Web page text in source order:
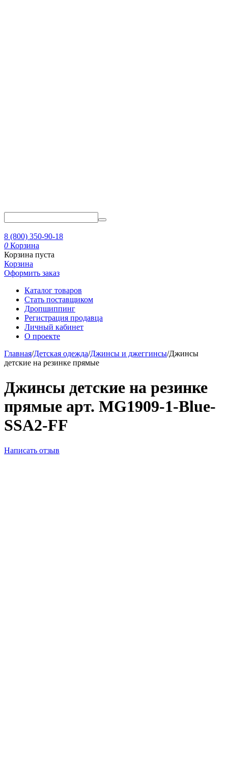
8 (800) 350-90-18
0 Корзина
Корзина пуста
Корзина
Оформить заказ
Каталог товаров
Стать поставщиком
Дропшиппинг
Регистрация продавца
Личный кабинет
О проекте
Главная/Детская одежда/Джинсы и джеггинсы/Джинсы
детские на резинке прямые
Джинсы детские на резинке
прямые арт. MG1909-1-Blue-
SSA2-FF
Написать отзыв